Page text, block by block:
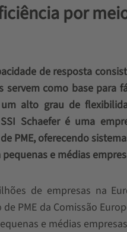
por
de resposta
como base para
alto grau de
Schaefer é uma
PME, oferecendo
e médias
de empresas na
PME da Comissão
e médias